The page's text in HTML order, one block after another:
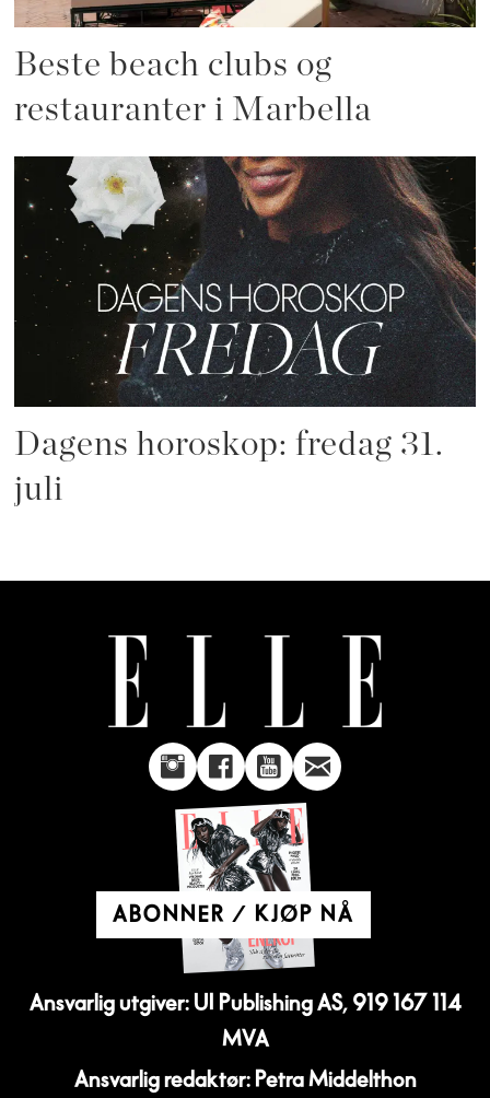
Beste beach clubs og
restauranter i Marbella
Dagens horoskop: fredag 31.
juli
ABONNER / KJØP NÅ
Ansvarlig utgiver: UI Publishing AS, 919 167 114
MVA
Ansvarlig redaktør: Petra Middelthon